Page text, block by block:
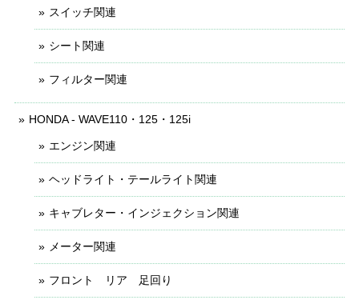
スイッチ関連
シート関連
フィルター関連
HONDA - WAVE110・125・125i
エンジン関連
ヘッドライト・テールライト関連
キャブレター・インジェクション関連
メーター関連
フロント リア 足回り